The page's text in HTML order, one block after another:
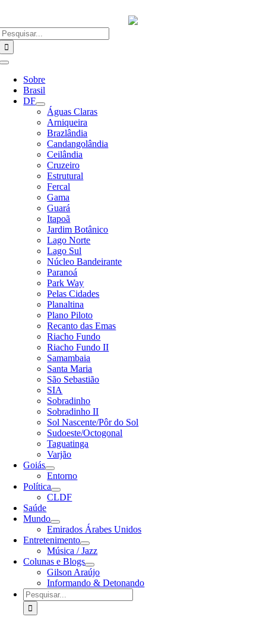
o
conteúdo
Alternar
Navegação
Sobre
Brasil
DF
Águas Claras
Arniqueira
Brazlândia
Candangolândia
Ceilândia
Cruzeiro
Estrutural
Fercal
Gama
Guará
Itapoã
Jardim Botânico
Lago Norte
Lago Sul
Núcleo Bandeirante
Paranoá
Park Way
Pelas Cidades
Planaltina
Plano Piloto
Recanto das Emas
Riacho Fundo
Riacho Fundo II
Samambaia
Santa Maria
São Sebastião
SIA
Sobradinho
Sobradinho II
Sol Nascente/Pôr do Sol
Sudoeste/Octogonal
Taguatinga
Varjão
Goiás
Entorno
Política
CLDF
Saúde
Mundo
Emirados Árabes Unidos
Entretenimento
Música / Jazz
Colunas e Blogs
Gilson Araújo
Informando & Detonando
Buscar
resultados
para: